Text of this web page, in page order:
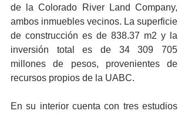
de la Colorado River Land Company,
ambos inmuebles vecinos. La superficie
de construcción es de 838.37 m2 y la
inversión total es de 34 309 705
millones de pesos, provenientes de
recursos propios de la UABC.
En su interior cuenta con tres estudios